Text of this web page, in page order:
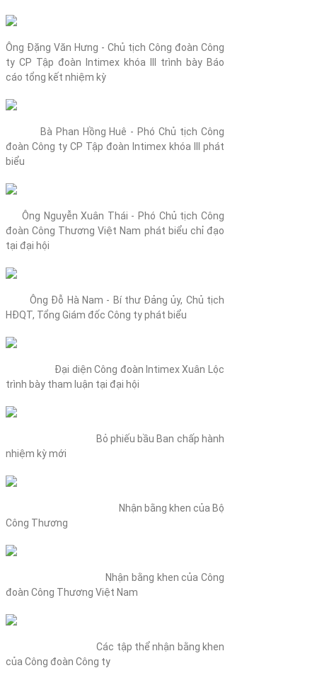
Ông Đặng Văn Hưng - Chủ tịch Công đoàn Công
ty CP Tập đoàn Intimex khóa III trình bày Báo
cáo tổng kết nhiệm kỳ
Bà Phan Hồng Huê - Phó Chủ tịch Công
đoàn Công ty CP Tập đoàn Intimex khóa III phát
biểu
Ông Nguyễn Xuân Thái - Phó Chủ tịch Công
đoàn Công Thương Việt Nam phát biểu chỉ đạo
tại đại hội
Ông Đỗ Hà Nam - Bí thư Đảng ủy, Chủ tịch
HĐQT, Tổng Giám đốc Công ty phát biểu
Đại diện Công đoàn Intimex Xuân Lộc
trình bày tham luận tại đại hội
Bỏ phiếu bầu Ban chấp hành
nhiệm kỳ mới
Nhận bằng khen của Bộ
Công Thương
Nhận bằng khen của Công
đoàn Công Thương Việt Nam
Các tập thể nhận bằng khen
của Công đoàn Công ty